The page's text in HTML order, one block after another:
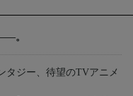
。
タジー、待望のTVアニメ